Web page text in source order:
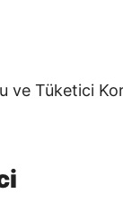
Tüketici